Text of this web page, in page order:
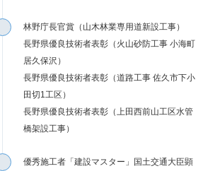
林野庁長官賞（山木林業専用道新設工事）
長野県優良技術者表彰（火山砂防工事 小海町
居久保沢）
長野県優良技術者表彰（道路工事 佐久市下小
田切1工区）
長野県優良技術者表彰（上田西前山工区水管
橋架設工事）
優秀施工者「建設マスター」国土交通大臣顕